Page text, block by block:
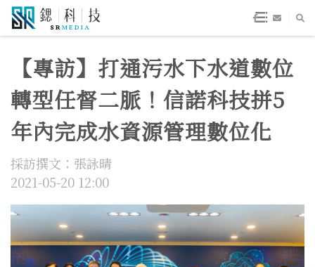
【專訪】打通污水下水道數位
轉型任督二脈！信諾科技拼5
年內完成水資源管理數位化
採訪撰文：張詠晴
2021-05-20 12:00